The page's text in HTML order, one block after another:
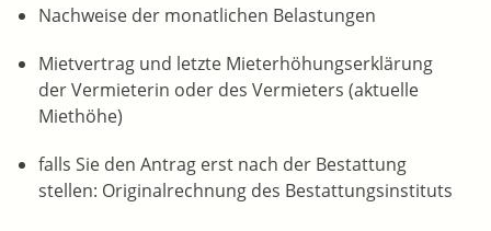
Nachweise der monatlichen Belastungen
Mietvertrag und letzte Mieterhöhungserklärung
der Vermieterin oder des Vermieters (aktuelle
Miethöhe)
falls Sie den Antrag erst nach der Bestattung
stellen: Originalrechnung des Bestattungsinstituts